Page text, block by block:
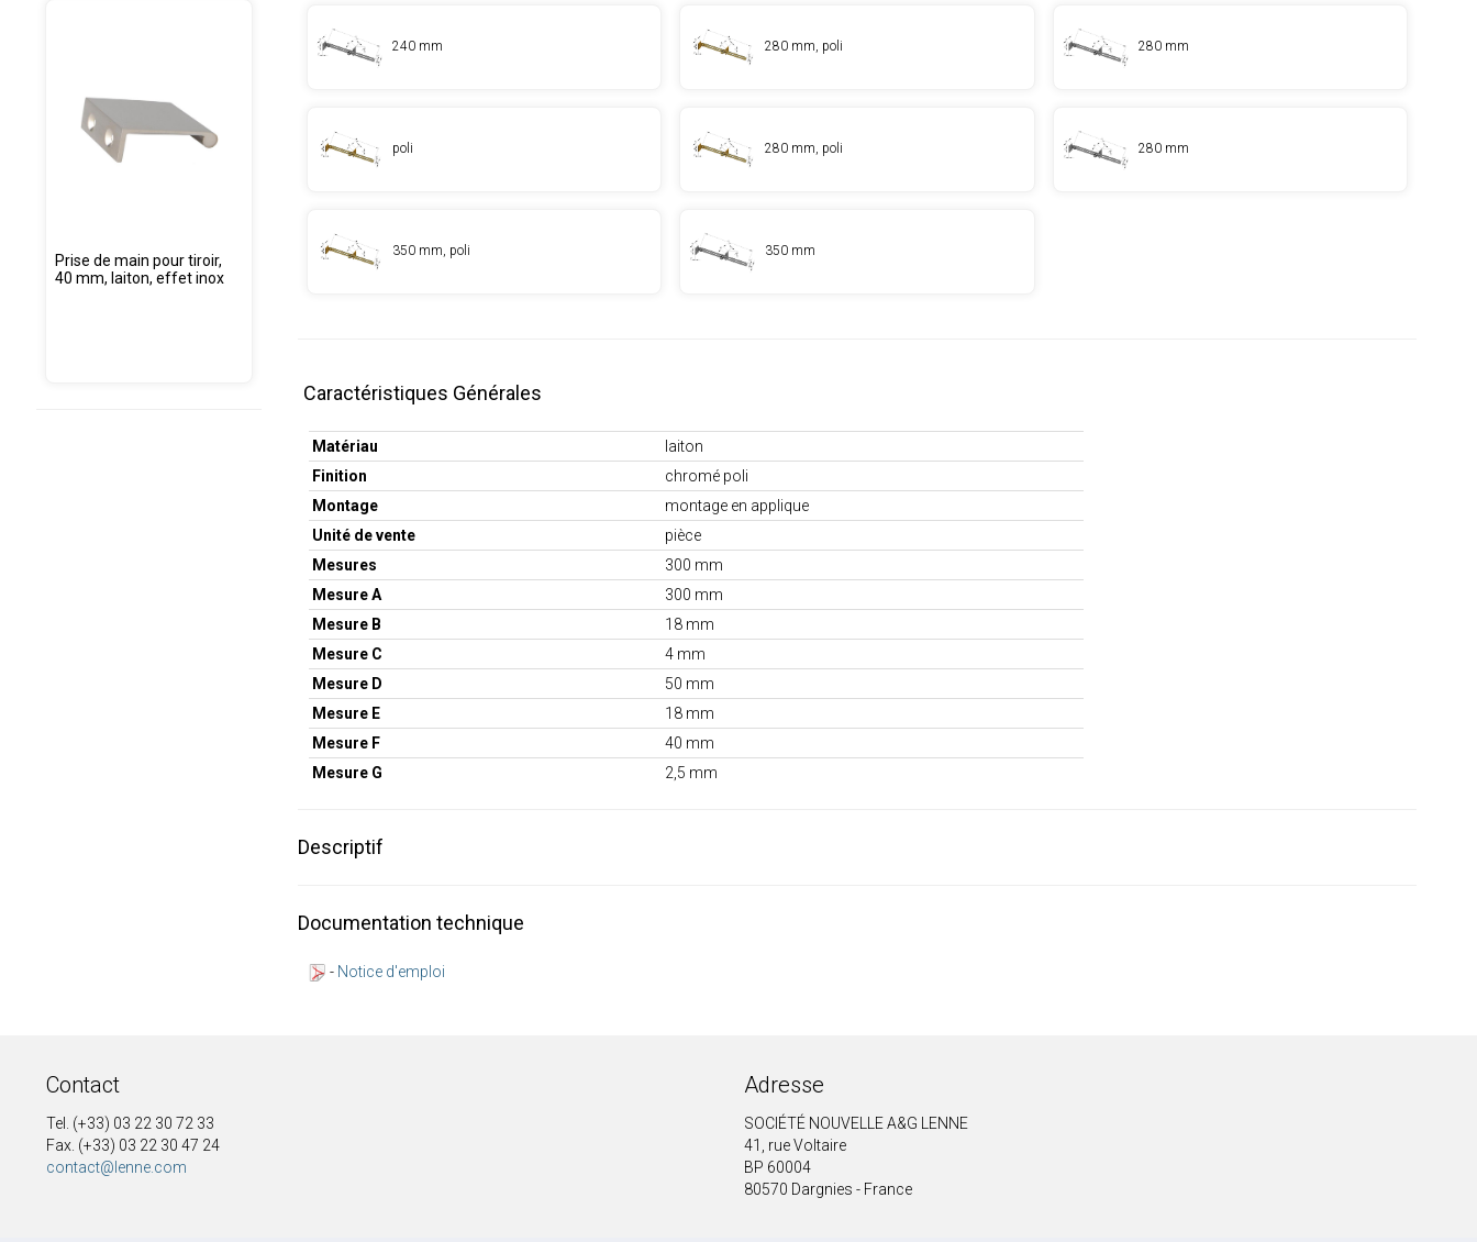
Prise de main pour tiroir,
40 mm, laiton, effet inox
240 mm 280 mm, poli 280 mm
poli 280 mm, poli 280 mm
350 mm, poli 350 mm
Caractéristiques Générales
Matériau
laiton
Finition
chromé poli
Montage
montage en applique
Unité de vente
pièce
Mesures
300 mm
Mesure A
300 mm
Mesure B
18 mm
Mesure C
4 mm
Mesure D
50 mm
Mesure E
18 mm
Mesure F
40 mm
Mesure G
2,5 mm
Descriptif
Documentation technique
- Notice d'emploi
Contact
Tel. (+33) 03 22 30 72 33
Fax. (+33) 03 22 30 47 24
contact@lenne.com
Adresse
SOCIÉTÉ NOUVELLE A&G LENNE
41, rue Voltaire
BP 60004
80570 Dargnies - France